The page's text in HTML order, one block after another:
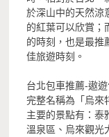
於深山中的天然涼
的紅葉可以欣賞；
的時刻，也是最推
佳旅遊時刻。
台北包車推薦-遨
完整名稱為「烏來
主要的景點有：泰
溫泉區、烏來觀光